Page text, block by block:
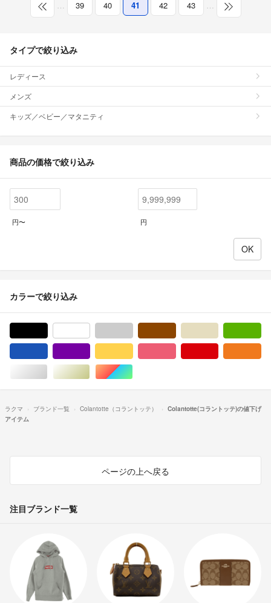
… 39 40 41 42 43 …
タイプで絞り込み
レディース
メンズ
キッズ／ベビー／マタニティ
商品の価格で絞り込み
円〜 円
カラーで絞り込み
シルバー/銀色系ゴールド/金色系マルチカラー
ラクマ ブランド一覧 Colantotte（コラントッテ）
Colantotte(コラントッテ)の値下げ
アイテム
ページの上へ戻る
注目ブランド一覧